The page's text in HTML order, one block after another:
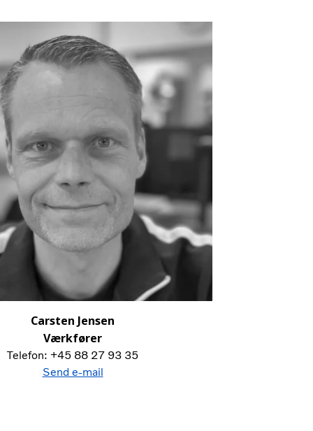
Carsten Jensen
Værkfører
Telefon: +45 88 27 93 35
Send e-mail